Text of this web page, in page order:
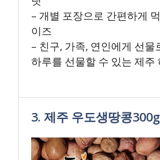
– 개별 포장으로 간편하게
이즈
– 친구, 가족, 연인에게 선물
하루를 선물할 수 있는 제주
3. 제주 우도생땅콩